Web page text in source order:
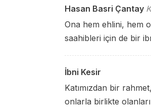
Hasan Basri Çantay
Ona hem ehlini, hem
saahibleri için de bir
İbni Kesir
Katımızdan bir
onlarla birlikte